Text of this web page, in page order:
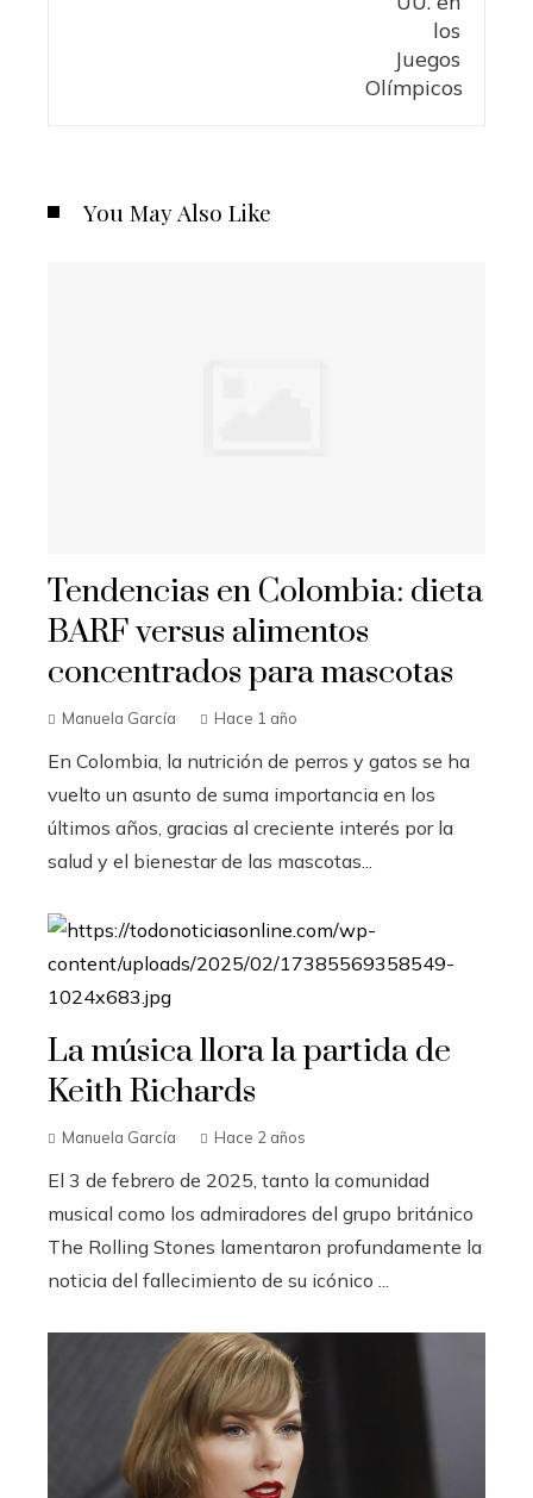
You May Also Like
Tendencias en Colombia: dieta
BARF versus alimentos
concentrados para mascotas
Manuela García Hace 1 año
En Colombia, la nutrición de perros y gatos se ha
vuelto un asunto de suma importancia en los
últimos años, gracias al creciente interés por la
salud y el bienestar de las mascotas...
La música llora la partida de
Keith Richards
Manuela García Hace 2 años
El 3 de febrero de 2025, tanto la comunidad
musical como los admiradores del grupo británico
The Rolling Stones lamentaron profundamente la
noticia del fallecimiento de su icónico ...